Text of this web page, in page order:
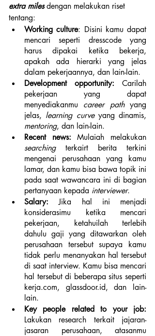
extra miles dengan melakukan riset
tentang:
Working culture: Disini kamu dapat
mencari seperti dresscode yang
harus dipakai ketika bekerja,
apakah ada hierarki yang jelas
dalam pekerjaannya, dan lain-lain.
Development opportunity: Carilah
pekerjaan yang dapat
menyediakanmu career path yang
jelas, learning curve
mentoring, dan lain-lain.
Recent news:
searching terkairt berita terkini
mengenai perusahaan yang kamu
lamar, dan kamu bisa bawa topik ini
pada saat wawancara ini di bagian
pertanyaan kepada interviewer.
Salary: Jika hal ini menjadi
konsiderasimu ketika mencari
pekerjaan, ketahuilah terlebih
dahulu gaji yang ditawarkan oleh
perusahaan tersebut supaya kamu
tidak perlu menanyakan hal tersebut
di saat interview. Kamu bisa mencari
hal tersebut di beberapa situs seperti
kerja.com, glassdoor.id, dan lain-
lain.
Key people related to your job:
Lakukan research terkait jajaran-
jasaran perusahaan, atasanmu